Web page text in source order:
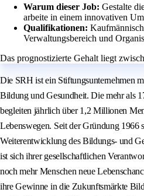
Warum dieser Job: Gestalte
arbeite in einem innovativen
Qualifikationen:
Verwaltungsbereich und
Das prognostizierte Gehalt liegt
Die SRH ist ein Stiftungsunternehmen
Bildung und Gesundheit. Die mehr als
begleiten jährlich über 1,2 Millionen
Lebenswegen. Seit der Gründung 1966
Weiterentwicklung des Bildungs- und
ist sich ihrer gesellschaftlichen
noch mehr Menschen neue
ihre Gewinne in die Zukunftsmärkte